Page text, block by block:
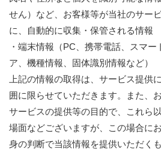
せん）など、お客様等が当社のサー
に、自動的に収集・保管される情報
・端末情報（PC、携帯電話、スマー
ア、機種情報、固体識別情報など）
上記の情報の取得は、サービス提供
囲に限らせていただきます。また、
サービスの提供等の目的で、これら
場面などございますが、この場合に
身の判断で当該情報を提供いただく